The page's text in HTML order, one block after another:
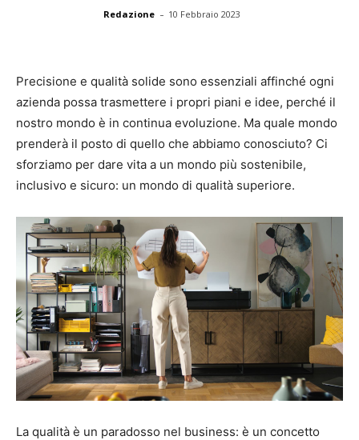
Redazione - 10 Febbraio 2023
Precisione e qualità solide sono essenziali affinché ogni
azienda possa trasmettere i propri piani e idee, perché il
nostro mondo è in continua evoluzione. Ma quale mondo
prenderà il posto di quello che abbiamo conosciuto? Ci
sforziamo per dare vita a un mondo più sostenibile,
inclusivo e sicuro: un mondo di qualità superiore.
La qualità è un paradosso nel business: è un concetto